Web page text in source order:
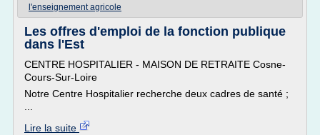
l'enseignement agricole
Les offres d'emploi de la fonction publique
dans l'Est
CENTRE HOSPITALIER - MAISON DE RETRAITE Cosne-
Cours-Sur-Loire
Notre Centre Hospitalier recherche deux cadres de santé ;
Lire la suite